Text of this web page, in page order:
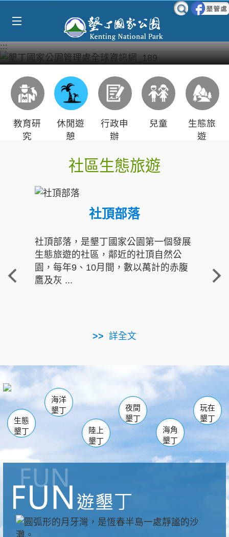
:::
教育研
究
休閒遊
憩
行政申
辦
兒童
生態旅
遊
社區生態旅遊
社頂部落
社頂部落，是墾丁國家公園第一個發展
生態旅遊的社區，鄰近的社頂自然公
園，每年9、10月間，數以萬計的赤腹
鷹及灰 ...
詳全文
重
走進
南仁湖
海生館
恆春 佳樂水
龍鑾潭自然中心 森林遊樂區
瓊麻館
關山 墾管處遊客中心
社頂公園 風吹沙
船帆石
白砂 龍磐公園
香蕉灣
砂島
鵝鑾鼻
生態
墾丁
海洋
墾丁
陸上
墾丁
夜間
墾丁
海角
墾丁
玩在
墾丁